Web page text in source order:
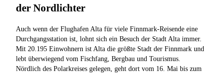
der Nordlichter
Auch wenn der Flughafen Alta für viele Finnmark-Reisende eine
Durchgangsstation ist, lohnt sich ein Besuch der Stadt Alta immer.
Mit 20.195 Einwohnern ist Alta die größte Stadt der Finnmark und
lebt überwiegend vom Fischfang, Bergbau und Tourismus.
Nördlich des Polarkreises gelegen, geht dort vom 16. Mai bis zum